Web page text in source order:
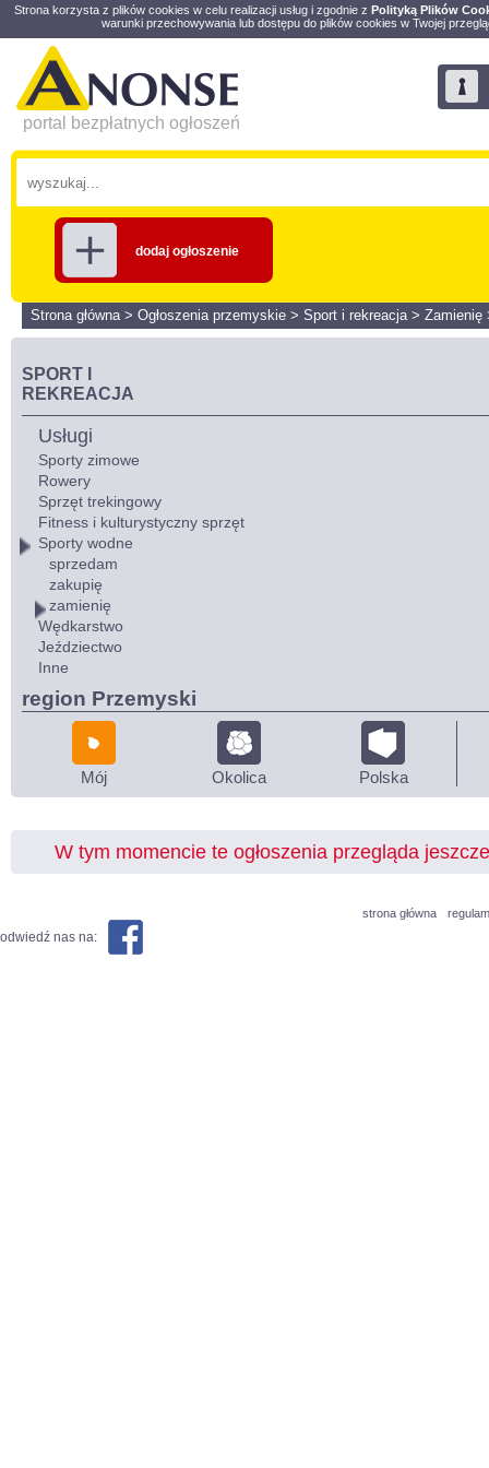
Strona korzysta z plików cookies w celu realizacji usług i zgodnie z Polityką Plików
warunki przechowywania lub dostępu do plików cookies w Twojej
portal bezpłatnych ogłoszeń
dodaj ogłoszenie
Strona główna> Ogłoszenia przemyskie > Sport i rekreacja> Zamienię
SPORT I
REKREACJA
Usługi
Sporty zimowe
Rowery
Sprzęt trekingowy
Fitness i kulturystyczny sprzęt
Sporty wodne
sprzedam
zakupię
zamienię
Wędkarstwo
Jeździectwo
Inne
region Przemyski
Mój Okolica Polska
W tym momencie te ogłoszenia przegląda
strona główna
odwiedź nas na: